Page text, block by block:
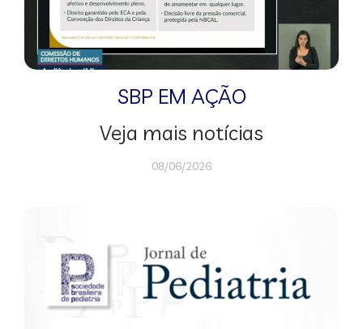
SBP EM AÇÃO
Veja mais notícias
08/06/2026